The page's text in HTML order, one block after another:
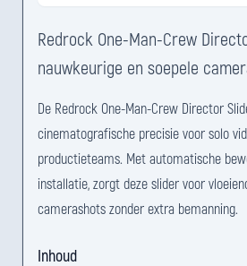
Redrock One-Man-Crew
nauwkeurige en soepele
De Redrock One-Man-Crew Director
cinematografische precisie voor solo
productieteams. Met automatische
installatie, zorgt deze slider voor
camerashots zonder extra bemanning.
Inhoud